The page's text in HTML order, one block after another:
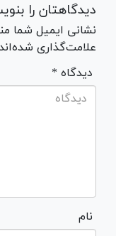
دیدگاهتان را
نشانی ایمیل شما
علامت‌گذاری
* دیدگاه
نام